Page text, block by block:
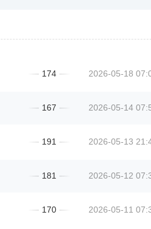
174 2026-05-18
167 2026-05-14
191 2026-05-13
181 2026-05-12
170 2026-05-11